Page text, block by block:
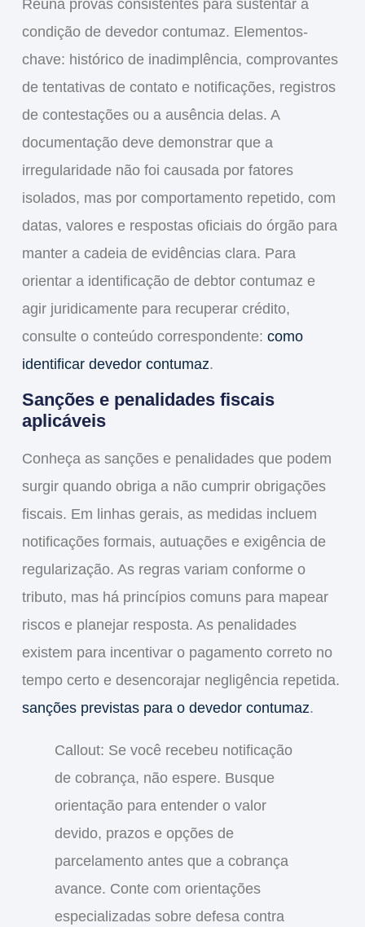
Reúna provas consistentes para sustentar a
condição de devedor contumaz. Elementos-
chave: histórico de inadimplência, comprovantes
de tentativas de contato e notificações, registros
de contestações ou a ausência delas. A
documentação deve demonstrar que a
irregularidade não foi causada por fatores
isolados, mas por comportamento repetido, com
datas, valores e respostas oficiais do órgão para
manter a cadeia de evidências clara. Para
orientar a identificação de debtor contumaz e
agir juridicamente para recuperar crédito,
consulte o conteúdo correspondente: como
identificar devedor contumaz.
Sanções e penalidades fiscais
aplicáveis
Conheça as sanções e penalidades que podem
surgir quando obriga a não cumprir obrigações
fiscais. Em linhas gerais, as medidas incluem
notificações formais, autuações e exigência de
regularização. As regras variam conforme o
tributo, mas há princípios comuns para mapear
riscos e planejar resposta. As penalidades
existem para incentivar o pagamento correto no
tempo certo e desencorajar negligência repetida.
sanções previstas para o devedor contumaz.
Callout: Se você recebeu notificação
de cobrança, não espere. Busque
orientação para entender o valor
devido, prazos e opções de
parcelamento antes que a cobrança
avance. Conte com orientações
especializadas sobre defesa contra